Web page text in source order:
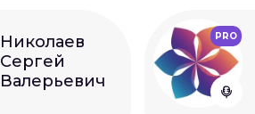
Николаев
Сергей
Валерьевич
PRO